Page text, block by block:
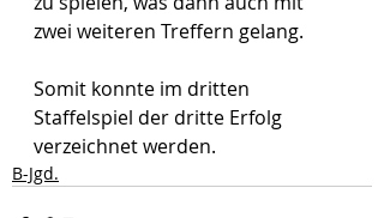
zwei weiteren Treffern gelang.
Somit konnte im dritten
Staffelspiel der dritte Erfolg
verzeichnet werden.
B-Jgd.